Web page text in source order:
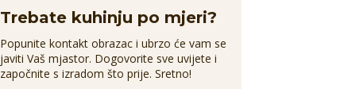
Trebate kuhinju po mjeri?
Popunite kontakt obrazac i ubrzo će vam se
javiti Vaš mjastor. Dogovorite sve uvijete i
započnite s izradom što prije. Sretno!